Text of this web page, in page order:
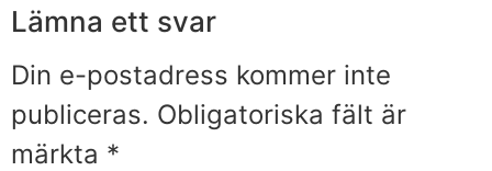
Lämna ett svar
Din e-postadress kommer inte
publiceras. Obligatoriska fält är
märkta *